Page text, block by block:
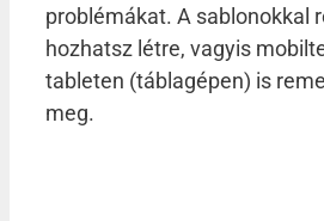
problémákat. A sablonokkal
hozhatsz létre, vagyis
tableten (táblagépen) is
meg.